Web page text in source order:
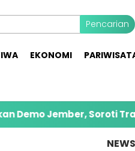
Pencarian
EKONOMI
Soroti Transparansi
NEWS